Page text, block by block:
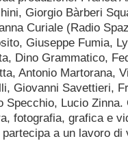
Giorgio Bàrberi
Curiale (Radio
Giuseppe Fumia,
Dino Grammatico,
Antonio Martorana,
Giovanni Savettieri,
Specchio, Lucio
fotografia, grafica e
partecipa a un lavoro